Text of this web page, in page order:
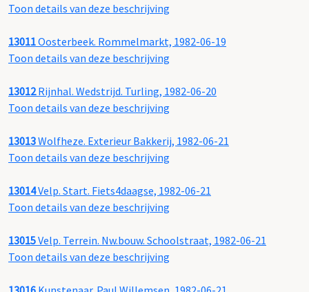
Toon details van deze beschrijving
13011Oosterbeek. Rommelmarkt, 1982-06-19
Toon details van deze beschrijving
13012Rijnhal. Wedstrijd. Turling, 1982-06-20
Toon details van deze beschrijving
13013Wolfheze. Exterieur Bakkerij, 1982-06-21
Toon details van deze beschrijving
13014Velp. Start. Fiets4daagse, 1982-06-21
Toon details van deze beschrijving
13015Velp. Terrein. Nw.bouw. Schoolstraat, 1982-06-21
Toon details van deze beschrijving